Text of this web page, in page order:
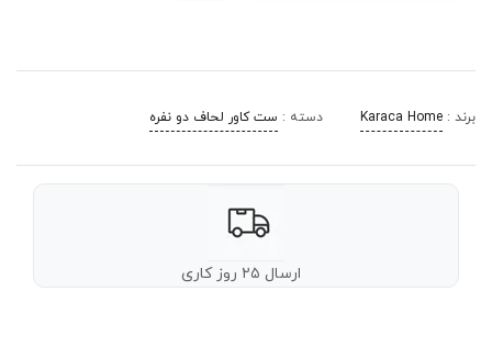
برند : Karaca Home دسته : ست کاور لحاف دو نفره
ارسال ۲۵ روز کاری